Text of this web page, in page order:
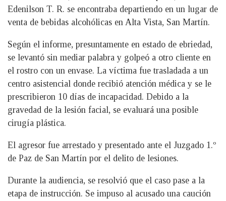
Edenilson T. R. se encontraba departiendo en un lugar de
venta de bebidas alcohólicas en Alta Vista, San Martín.
Según el informe, presuntamente en estado de ebriedad,
se levantó sin mediar palabra y golpeó a otro cliente en
el rostro con un envase. La víctima fue trasladada a un
centro asistencial donde recibió atención médica y se le
prescribieron 10 días de incapacidad. Debido a la
gravedad de la lesión facial, se evaluará una posible
cirugía plástica.
El agresor fue arrestado y presentado ante el Juzgado 1.º
de Paz de San Martín por el delito de lesiones.
Durante la audiencia, se resolvió que el caso pase a la
etapa de instrucción. Se impuso al acusado una caución